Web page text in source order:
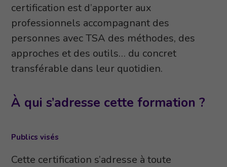
certification est d’apporter aux
professionnels accompagnant des
personnes avec TSA des méthodes, des
approches et des outils… du concret
transférable dans leur quotidien.
À qui s’adresse cette formation ?
Publics visés
Cette certification s’adresse à toute